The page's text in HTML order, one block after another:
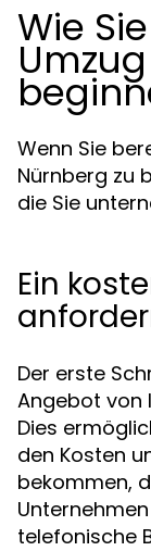
Wie
Wenn Sie
Nürnberg zu
die Sie
Ein
Der erste
Angebot von
Dies
den Kosten
bekommen,
telefonische